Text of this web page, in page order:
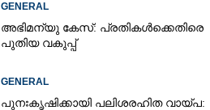
GENERAL
അഭിമന്യു കേസ്: പ്രതികൾക്കെതിരെ
പുതിയ വകുപ്പ്
GENERAL
പുനഃകൃഷിക്കായി പലിശരഹിത വായ്പ: